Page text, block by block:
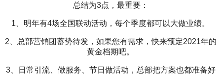
总结为3点，最重要：
1、明年有4场全国联动活动，每个季度都可以大做业绩。
2、总部营销团蓄势待发，如果您有需求，快来预定2021年的
黄金档期吧。
3、日常引流、做服务、节日做活动，总部把方案也都准备好